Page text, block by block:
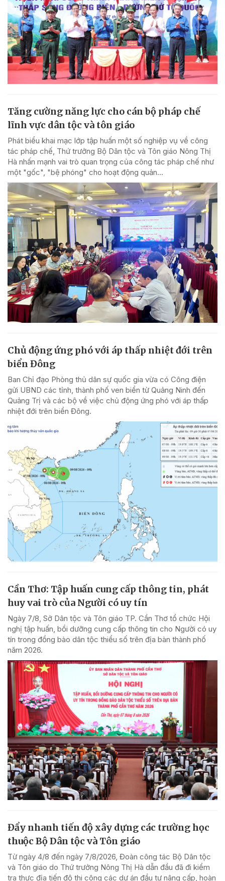
Tăng cường năng lực cho cán bộ pháp chế
lĩnh vực dân tộc và tôn giáo
Phát biểu khai mạc lớp tập huấn một số nghiệp vụ về công
tác pháp chế, Thứ trưởng Bộ Dân tộc và Tôn giáo Nông Thị
Hà nhấn mạnh vai trò quan trọng của công tác pháp chế như
một "gốc", "bệ phóng" cho hoạt động quản...
Chủ động ứng phó với áp thấp nhiệt đới trên
biển Đông
Ban Chỉ đạo Phòng thủ dân sự quốc gia vừa có Công điện
gửi UBND các tỉnh, thành phố ven biển từ Quảng Ninh đến
Quảng Trị và các bộ về việc chủ động ứng phó với áp thấp
nhiệt đới trên biển Đông.
Cần Thơ: Tập huấn cung cấp thông tin, phát
huy vai trò của Người có uy tín
Ngày 7/8, Sở Dân tộc và Tôn giáo TP. Cần Thơ tổ chức Hội
nghị tập huấn, bồi dưỡng cung cấp thông tin cho Người có uy
tín trong đồng bào dân tộc thiểu số trên địa bàn thành phố
năm 2026.
Đẩy nhanh tiến độ xây dựng các trường học
thuộc Bộ Dân tộc và Tôn giáo
Từ ngày 4/8 đến ngày 7/8/2026, Đoàn công tác Bộ Dân tộc
và Tôn giáo do Thứ trưởng Nông Thị Hà dẫn đầu đã đi kiểm
tra thực địa tiến độ thi công các dự án đầu tư nâng cấp, hoàn